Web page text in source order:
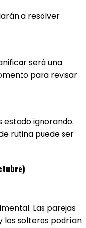
a resolver
será una
para revisar
estado ignorando.
rutina puede ser
Las parejas
los solteros podrían